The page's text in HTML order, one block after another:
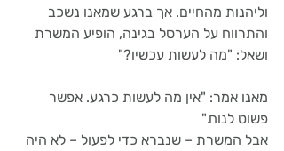
וליהנות מהחיים. אך ברגע שמאנו נשכב
והתרווח על הערסל בגינה, הופיע המשרת
ושאל: "מה לעשות עכשיו?"
מאנו אמר: "אין מה לעשות כרגע. אפשר
פשוט לנוח."
אבל המשרת – שנברא כדי לפעול – לא היה